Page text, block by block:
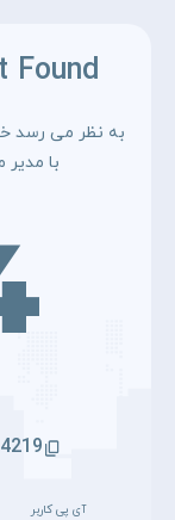
Found
به نظر می رسد
با
آی پی کاربر